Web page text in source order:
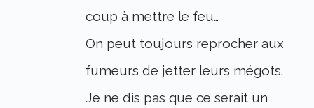
coup à mettre le feu…
On peut toujours reprocher aux
fumeurs de jetter leurs mégots.
Je ne dis pas que ce serait un